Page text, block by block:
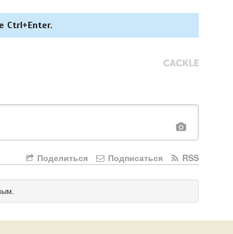
Ctrl+Enter.
RSS
Подписаться
Поделиться